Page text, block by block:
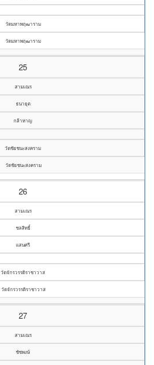
วัดมหาพฤฒาราม
วัดมหาพฤฒาราม
25
สามเณร
ธนายุต
กล้าหาญ
วัดชัยชนะสงคราม
วัดชัยชนะสงคราม
26
สามเณร
ชลสิทธิ์
แสนศรี
วัดจักรวรรดิราชาวาส
วัดจักรวรรดิราชาวาส
27
สามเณร
ชัชพงษ์